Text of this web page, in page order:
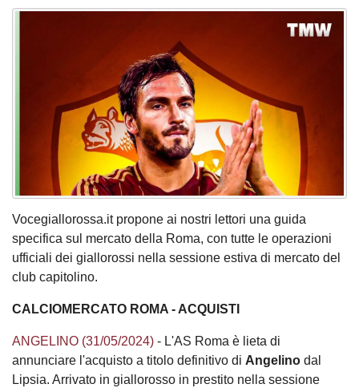
Vocegiallorossa.it propone ai nostri lettori una guida
specifica sul mercato della Roma, con tutte le operazioni
ufficiali dei giallorossi nella sessione estiva di mercato del
club capitolino.
CALCIOMERCATO ROMA - ACQUISTI
ANGELINO (31/05/2024) - L'AS Roma è lieta di
annunciare l'acquisto a titolo definitivo di Angelino dal
Lipsia. Arrivato in giallorosso in prestito nella sessione